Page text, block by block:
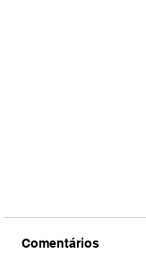
Comentários